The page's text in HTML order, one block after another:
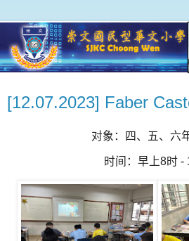
[12.07.2023] Faber
对象：四、五、六
时间：早上8时 -